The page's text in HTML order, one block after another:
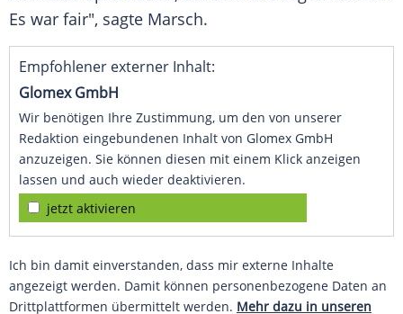
Es war fair", sagte Marsch.
Empfohlener externer Inhalt:
Glomex GmbH
Wir benötigen Ihre Zustimmung, um den von unserer
Redaktion eingebundenen Inhalt von Glomex GmbH
anzuzeigen. Sie können diesen mit einem Klick anzeigen
lassen und auch wieder deaktivieren.
jetzt aktivieren
Ich bin damit einverstanden, dass mir externe Inhalte
angezeigt werden. Damit können personenbezogene Daten an
Drittplattformen übermittelt werden. Mehr dazu in unseren